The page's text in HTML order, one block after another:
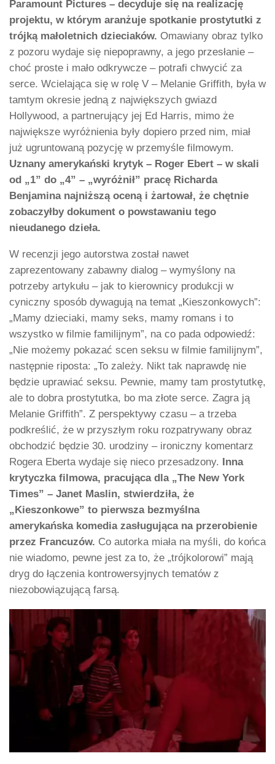
Paramount Pictures – decyduje się na realizację
projektu, w którym aranżuje spotkanie prostytutki z
trójką małoletnich dzieciaków. Omawiany obraz tylko
z pozoru wydaje się niepoprawny, a jego przesłanie –
choć proste i mało odkrywcze – potrafi chwycić za
serce. Wcielająca się w rolę V – Melanie Griffith, była w
tamtym okresie jedną z największych gwiazd
Hollywood, a partnerujący jej Ed Harris, mimo że
największe wyróżnienia były dopiero przed nim, miał
już ugruntowaną pozycję w przemyśle filmowym.
Uznany amerykański krytyk – Roger Ebert – w skali
od „1” do „4” – „wyróżnił” pracę Richarda
Benjamina najniższą oceną i żartował, że chętnie
zobaczyłby dokument o powstawaniu tego
nieudanego dzieła.
W recenzji jego autorstwa został nawet
zaprezentowany zabawny dialog – wymyślony na
potrzeby artykułu – jak to kierownicy produkcji w
cyniczny sposób dywagują na temat „Kieszonkowych”:
„Mamy dzieciaki, mamy seks, mamy romans i to
wszystko w filmie familijnym”, na co pada odpowiedź:
„Nie możemy pokazać scen seksu w filmie familijnym”,
następnie riposta: „To zależy. Nikt tak naprawdę nie
będzie uprawiać seksu. Pewnie, mamy tam prostytutkę,
ale to dobra prostytutka, bo ma złote serce. Zagra ją
Melanie Griffith”. Z perspektywy czasu – a trzeba
podkreślić, że w przyszłym roku rozpatrywany obraz
obchodzić będzie 30. urodziny – ironiczny komentarz
Rogera Eberta wydaje się nieco przesadzony. Inna
krytyczka filmowa, pracująca dla „The New York
Times” – Janet Maslin, stwierdziła, że
„Kieszonkowe” to pierwsza bezmyślna
amerykańska komedia zasługująca na przerobienie
przez Francuzów. Co autorka miała na myśli, do końca
nie wiadomo, pewne jest za to, że „trójkolorowi” mają
dryg do łączenia kontrowersyjnych tematów z
niezobowiązującą farsą.